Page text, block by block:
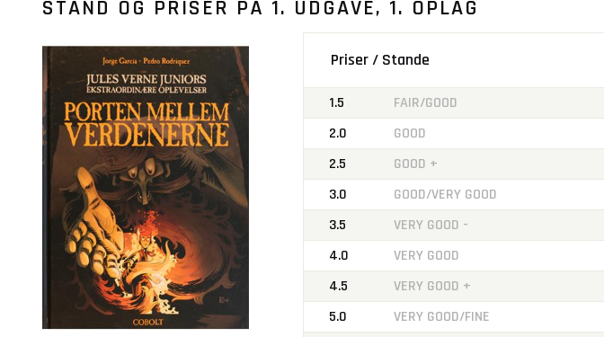
STAND OG PRISER PÅ 1. UDGAVE, 1. OPLAG
Priser / Stande
1.5 FAIR/GOOD
2.0
GOOD
2.5
GOOD +
3.0
GOOD/VERY GOOD
3.5
VERY GOOD -
4.0
VERY GOOD
4.5
VERY GOOD +
5.0
VERY GOOD/FINE